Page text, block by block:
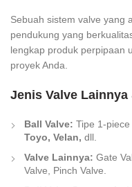
Sebuah sistem valve yang
pendukung yang
lengkap produk perpipaan
proyek Anda.
Jenis Valve
Ball Valve: Tipe 1-
Toyo, Velan, dll.
Valve Lainnya: Gate
Valve, Pinch Valve.